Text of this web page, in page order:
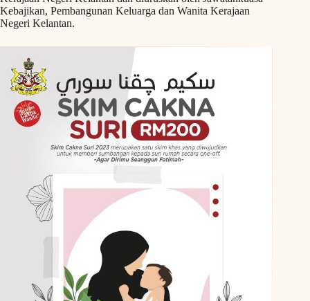
Kebajikan, Pembangunan Keluarga dan Wanita Kerajaan
Negeri Kelantan.